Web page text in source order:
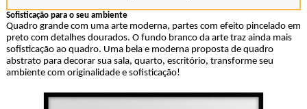
Sofisticação para o seu ambiente
Quadro grande com uma arte moderna, partes com efeito pincelado em
preto com detalhes dourados. O fundo branco da arte traz ainda mais
sofisticação ao quadro. Uma bela e moderna proposta de quadro
abstrato para decorar sua sala, quarto, escritório, transforme seu
ambiente com originalidade e sofisticação!